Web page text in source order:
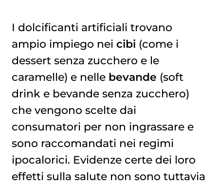
I dolcificanti artificiali trovano
ampio impiego nei cibi (come i
dessert senza zucchero e le
caramelle) e nelle bevande (soft
drink e bevande senza zucchero)
che vengono scelte dai
consumatori per non ingrassare e
sono raccomandati nei regimi
ipocalorici. Evidenze certe dei loro
effetti sulla salute non sono tuttavia